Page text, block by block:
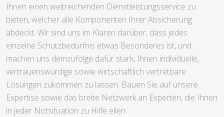
Ihnen einen weitreichenden Dienstleistungsservice zu
bieten, welcher alle Komponenten Ihrer Absicherung
abdeckt. Wir sind uns im Klaren darüber, dass jedes
einzelne Schutzbedürfnis etwas Besonderes ist, und
machen uns demzufolge dafür stark, Ihnen individuelle,
vertrauenswürdige sowie wirtschaftlich vertretbare
Lösungen zukommen zu lassen. Bauen Sie auf unsere
Expertise sowie das breite Netzwerk an Experten, die Ihnen
in jeder Notsituation zu Hilfe eilen.